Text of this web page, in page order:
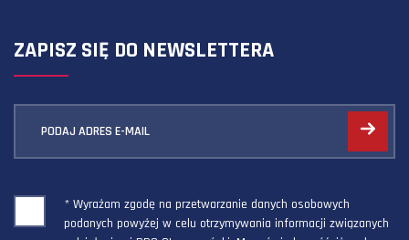
ZAPISZ SIĘ DO NEWSLETTERA
PODAJ ADRES E-MAIL
* Wyrażam zgodę na przetwarzanie danych osobowych
podanych powyżej w celu otrzymywania informacji związanych